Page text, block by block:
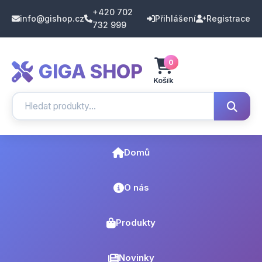
info@gishop.cz
+420 702
732 999
Přihlášení Registrace
GIGA SHOP 0
Košík
Domů
O nás
Produkty
Novinky